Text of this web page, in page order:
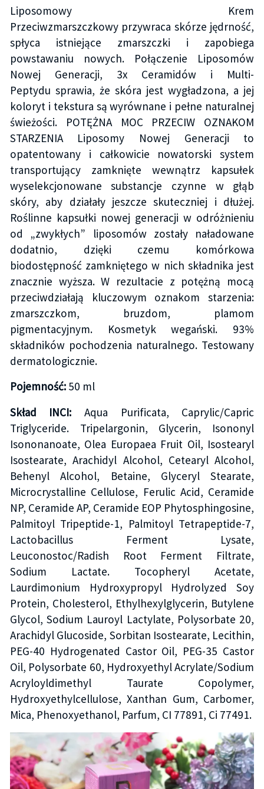
Liposomowy Krem
Przeciwzmarszczkowy przywraca skórze jędrność,
spłyca istniejące zmarszczki i zapobiega
powstawaniu nowych. Połączenie Liposomów
Nowej Generacji, 3x Ceramidów i Multi-
Peptydu sprawia, że skóra jest wygładzona, a jej
koloryt i tekstura są wyrównane i pełne naturalnej
świeżości. POTĘŻNA MOC PRZECIW OZNAKOM
STARZENIA Liposomy Nowej Generacji to
opatentowany i całkowicie nowatorski system
transportujący zamknięte wewnątrz kapsułek
wyselekcjonowane substancje czynne w głąb
skóry, aby działały jeszcze skuteczniej i dłużej.
Roślinne kapsułki nowej generacji w odróżnieniu
od „zwykłych” liposomów zostały naładowane
dodatnio, dzięki czemu komórkowa
biodostępność zamkniętego w nich składnika jest
znacznie wyższa. W rezultacie z potężną mocą
przeciwdziałają kluczowym oznakom starzenia:
zmarszczkom, bruzdom, plamom
pigmentacyjnym. Kosmetyk wegański. 93%
składników pochodzenia naturalnego. Testowany
dermatologicznie.
Pojemność:50 ml
Skład INCI: Aqua Purificata, Caprylic/Capric
Triglyceride. Tripelargonin, Glycerin, Isononyl
Isononanoate, Olea Europaea Fruit Oil, Isostearyl
Isostearate, Arachidyl Alcohol, Cetearyl Alcohol,
Behenyl Alcohol, Betaine, Glyceryl Stearate,
Microcrystalline Cellulose, Ferulic Acid, Ceramide
NP, Ceramide AP, Ceramide EOP Phytosphingosine,
Palmitoyl Tripeptide-1, Palmitoyl Tetrapeptide-7,
Lactobacillus Ferment Lysate,
Leuconostoc/Radish Root Ferment Filtrate,
Sodium Lactate. Tocopheryl Acetate,
Laurdimonium Hydroxypropyl Hydrolyzed Soy
Protein, Cholesterol, Ethylhexylglycerin, Butylene
Glycol, Sodium Lauroyl Lactylate, Polysorbate 20,
Arachidyl Glucoside, Sorbitan Isostearate, Lecithin,
PEG-40 Hydrogenated Castor Oil, PEG-35 Castor
Oil, Polysorbate 60, Hydroxyethyl Acrylate/Sodium
Acryloyldimethyl Taurate Copolymer,
Hydroxyethylcellulose, Xanthan Gum, Carbomer,
Mica, Phenoxyethanol, Parfum, CI 77891, Ci 77491.